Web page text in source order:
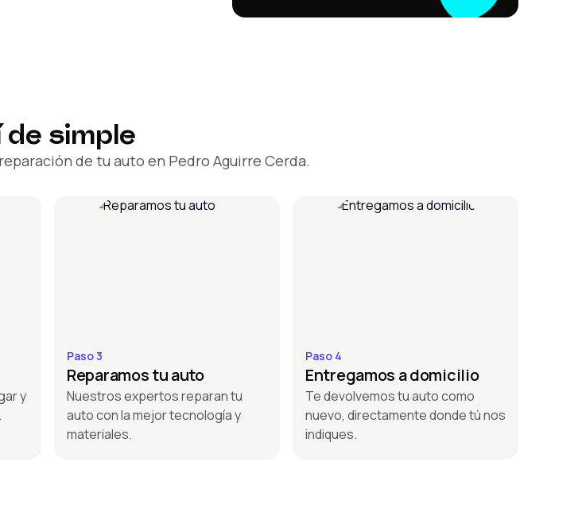
de simple
de tu auto en Pedro Aguirre Cerda.
y
Paso 3
Reparamos tu auto
Nuestros expertos reparan tu
auto con la mejor tecnología y
materiales.
Paso 4
Entregamos a domicilio
Te devolvemos tu auto como
nuevo, directamente donde tú nos
indiques.